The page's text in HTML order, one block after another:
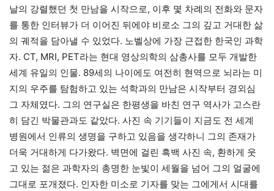
날의 강렬했던 첫 만남을 시작으로, 이후 몇 차례의 전화와 문자
를 통한 인터뷰가 더 이어진 뒤에야 비로소 그의 깊고 거대한 삶
의 궤적을 담아낼 수 있었다. 노벨상에 가장 근접한 한국인 과학
자. CT, MRI, PET라는 현대 영상의학의 삼총사를 모두 개발한
세계 유일의 인물. 89세의 나이에도 여전히 현역으로 뇌라는 미
지의 우주를 탐험하고 있는 석학과의 만남은 시작부터 경외심
그 자체였다. 그의 연구실은 한평생을 바친 연구 역사가 고스란
히 담긴 박물관과도 같았다. 사진 속 기기들이 지금도 전 세계
병원에서 인류의 생명을 구하고 있음을 생각하니 그의 존재가
더욱 거대하게 다가왔다. 벽면에 걸린 흑백 사진 속, 환하게 웃
고 있는 젊은 과학자의 총명한 눈빛이 세월을 넘어 그의 얼굴에
그대로 포개졌다. 인자한 미소로 기자를 맞는 그에게서 시대를